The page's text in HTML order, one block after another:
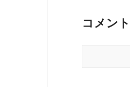
コメント